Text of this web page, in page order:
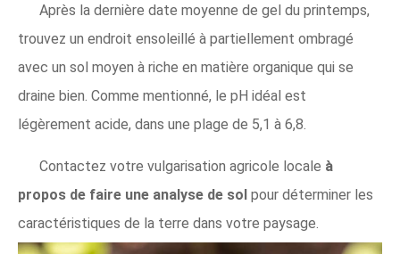
Après la dernière date moyenne de gel du printemps,
trouvez un endroit ensoleillé à partiellement ombragé
avec un sol moyen à riche en matière organique qui se
draine bien. Comme mentionné, le pH idéal est
légèrement acide, dans une plage de 5,1 à 6,8.
Contactez votre vulgarisation agricole locale à
propos de faire une analyse de sol pour déterminer les
caractéristiques de la terre dans votre paysage.